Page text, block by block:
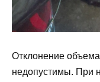
Отклонение
недопустимы. При